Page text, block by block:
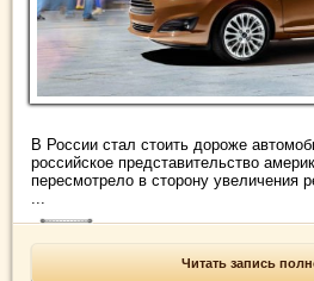
В России стал стоить дороже
российское представительство
пересмотрело в сторону увеличения
...
Читать запись